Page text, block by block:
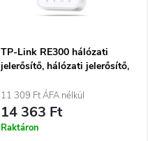
TP-Link RE300 hálózati
jelerősítő, hálózati jelerősítő,
11 309 Ft ÁFA nélkül
14 363 Ft
Raktáron